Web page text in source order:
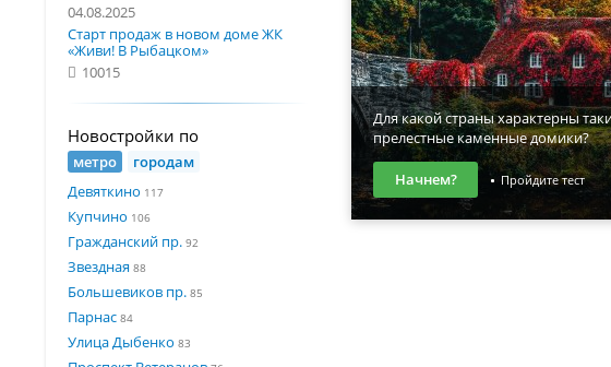
04.08.2025
Старт продаж в новом доме ЖК
«Живи! В Рыбацком»
10015
Новостройки по
метро
городам
Девяткино 117
Купчино 106
Гражданский пр. 92
Звездная 88
Большевиков пр. 85
Парнас 84
Улица Дыбенко 83
Для какой страны характерны
прелестные каменные домики?
Начнем? Пройдите тест